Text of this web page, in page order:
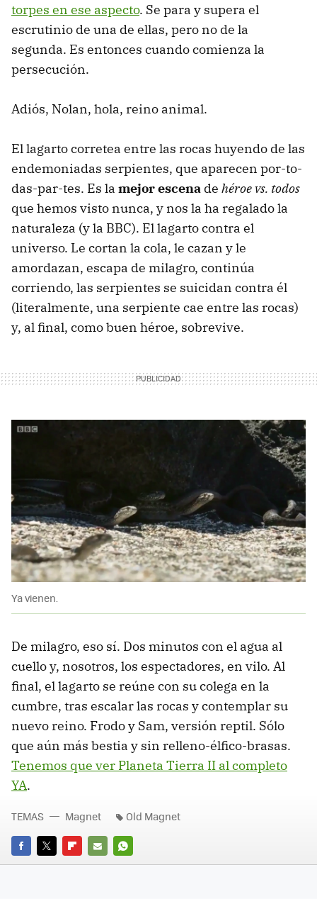
torpes en ese aspecto. Se para y supera el
escrutinio de una de ellas, pero no de la
segunda. Es entonces cuando comienza la
persecución.
Adiós, Nolan, hola, reino animal.
El lagarto corretea entre las rocas huyendo de las
endemoniadas serpientes, que aparecen por-to-
das-par-tes. Es la mejor escena de héroe vs. todos
que hemos visto nunca, y nos la ha regalado la
naturaleza (y la BBC). El lagarto contra el
universo. Le cortan la cola, le cazan y le
amordazan, escapa de milagro, continúa
corriendo, las serpientes se suicidan contra él
(literalmente, una serpiente cae entre las rocas)
y, al final, como buen héroe, sobrevive.
Ya vienen.
De milagro, eso sí. Dos minutos con el agua al
cuello y, nosotros, los espectadores, en vilo. Al
final, el lagarto se reúne con su colega en la
cumbre, tras escalar las rocas y contemplar su
nuevo reino. Frodo y Sam, versión reptil. Sólo
que aún más bestia y sin relleno-élfico-brasas.
Tenemos que ver Planeta Tierra II al completo
YA.
FACEBOOK
TWITTERFLIPBOARD
E-
WHATSAPP
TEMAS Magnet Old Magnet